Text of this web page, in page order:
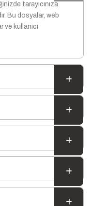
tarayıcınıza
Bu dosyalar, web
ve kullanıcı